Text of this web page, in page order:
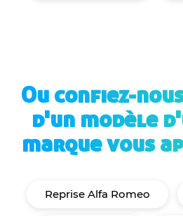
Ou confiez-
d'un modèle
marque vous
Reprise Alfa Romeo